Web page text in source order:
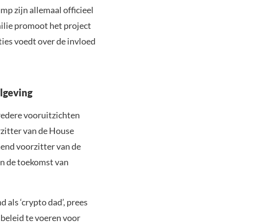
zijn allemaal officieel
promoot het project
voedt over de invloed
vooruitzichten
van de House
voorzitter van de
de toekomst van
‘crypto dad’, prees
te voeren voor